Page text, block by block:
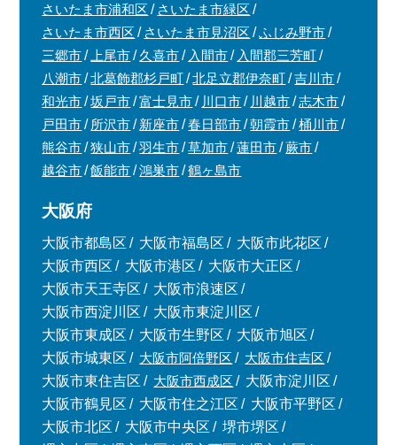
さいたま市浦和区
さいたま市緑区
さいたま市西区
さいたま市見沼区
ふじみ野市
三郷市
上尾市 久喜市 入間市
入間郡三芳町
八潮市
北葛飾郡杉戸町 北足立郡伊奈町
吉川市
和光市
坂戸市 富士見市 川口市 川越市
志木市
戸田市
所沢市 新座市 春日部市 朝霞市
桶川市
熊谷市
狭山市 羽生市 草加市 蓮田市
蕨市
越谷市
飯能市 鴻巣市 鶴ヶ島市
大阪府
大阪市都島区 大阪市福島区
大阪市此花区
大阪市西区
大阪市港区
大阪市大正区
大阪市天王寺区
大阪市浪速区
大阪市西淀川区
大阪市東淀川区
大阪市東成区
大阪市生野区
大阪市旭区
大阪市城東区
大阪市阿倍野区
大阪市住吉区
大阪市東住吉区
大阪市西成区
大阪市淀川区
大阪市鶴見区
大阪市住之江区
大阪市平野区
大阪市北区
大阪市中央区
堺市堺区